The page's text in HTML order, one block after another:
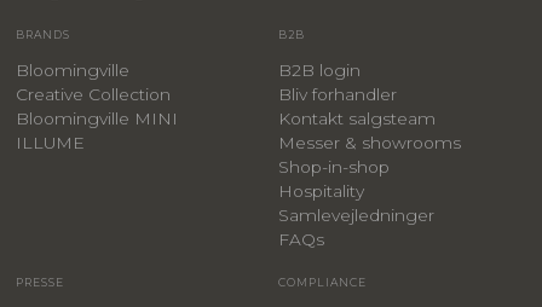
BRANDS
Bloomingville
Creative Collection
Bloomingville MINI
ILLUME
B2B
B2B login
Bliv forhandler
Kontakt salgsteam
Messer & showrooms
Shop-in-shop
Hospitality
Samlevejledninger
FAQs
PRESSE COMPLIANCE